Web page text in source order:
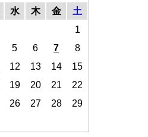
水 木 金
土
1
5 6 7
8
12 13 14
15
19 20 21
22
26 27 28
29